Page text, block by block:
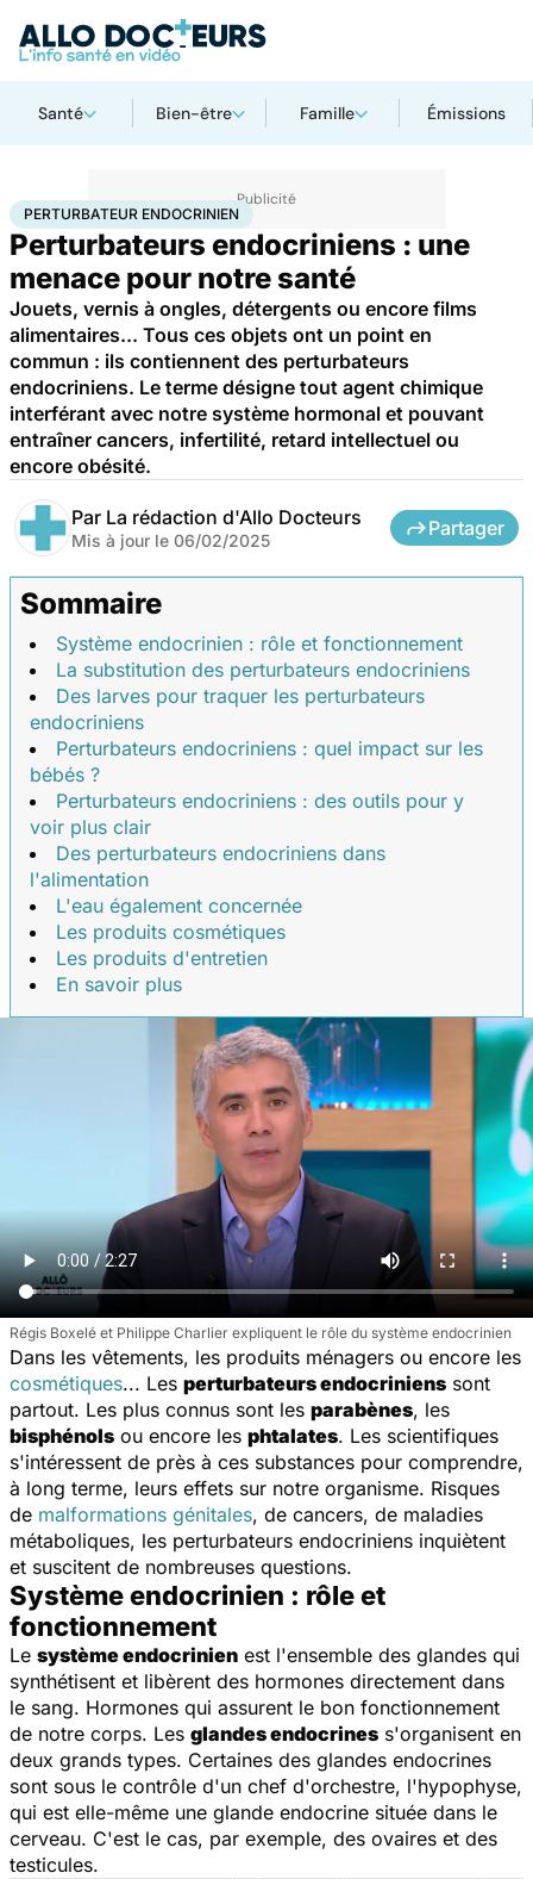
Santé Bien-être Famille Émissions
AccueilSantéSociétéSanté publiquePerturbateur endocrinien
PERTURBATEUR ENDOCRINIEN
Perturbateurs endocriniens : une
menace pour notre santé
Jouets, vernis à ongles, détergents ou encore films
alimentaires... Tous ces objets ont un point en
commun : ils contiennent des perturbateurs
endocriniens. Le terme désigne tout agent chimique
interférant avec notre système hormonal et pouvant
entraîner cancers, infertilité, retard intellectuel ou
encore obésité.
Par La rédaction d'Allo Docteurs
Mis à jour le 06/02/2025
Partager
Sommaire
Système endocrinien : rôle et fonctionnement
La substitution des perturbateurs endocriniens
Des larves pour traquer les perturbateurs
endocriniens
Perturbateurs endocriniens : quel impact sur les
bébés ?
Perturbateurs endocriniens : des outils pour y
voir plus clair
Des perturbateurs endocriniens dans
l'alimentation
L'eau également concernée
Les produits cosmétiques
Les produits d'entretien
En savoir plus
Régis Boxelé et Philippe Charlier expliquent le rôle du système endocrinien
Dans les vêtements, les produits ménagers ou encore les
cosmétiques... Les perturbateurs endocriniens sont
partout. Les plus connus sont les parabènes, les
bisphénols ou encore les phtalates. Les scientifiques
s'intéressent de près à ces substances pour comprendre,
à long terme, leurs effets sur notre organisme. Risques
de malformations génitales, de cancers, de maladies
métaboliques, les perturbateurs endocriniens inquiètent
et suscitent de nombreuses questions.
Système endocrinien : rôle et
fonctionnement
Le système endocrinien est l'ensemble des glandes qui
synthétisent et libèrent des hormones directement dans
le sang. Hormones qui assurent le bon fonctionnement
de notre corps. Les glandes endocrines s'organisent en
deux grands types. Certaines des glandes endocrines
sont sous le contrôle d'un chef d'orchestre, l'hypophyse,
qui est elle-même une glande endocrine située dans le
cerveau. C'est le cas, par exemple, des ovaires et des
testicules.